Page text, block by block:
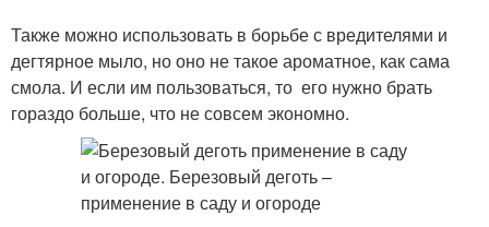
Также можно использовать в борьбе с вредителями и
дегтярное мыло, но оно не такое ароматное, как сама
смола. И если им пользоваться, то его нужно брать
гораздо больше, что не совсем экономно.